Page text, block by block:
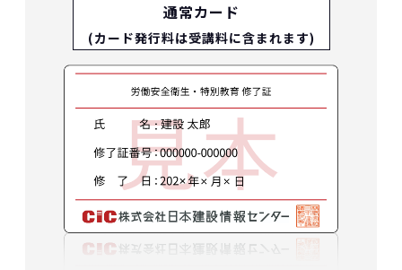
通常カード
(カード発行料は受講料に含まれます)